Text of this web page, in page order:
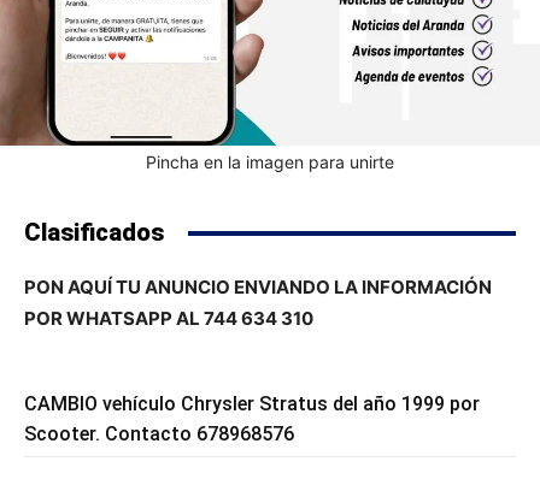
Pincha en la imagen para unirte
Clasificados
PON AQUÍ TU ANUNCIO ENVIANDO LA INFORMACIÓN
POR WHATSAPP AL 744 634 310
CAMBIO vehículo Chrysler Stratus del año 1999 por
Scooter. Contacto 678968576